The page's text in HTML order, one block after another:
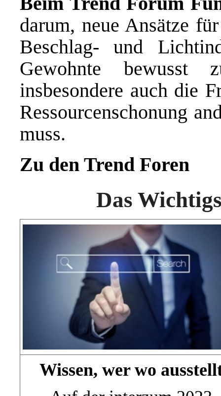
darum, neue Ansätze
Beschlag- und
Gewohnte bewusst
insbesondere auch die
Ressourcenschonung
muss.
Zu den Trend Foren
Das
Wissen, wer wo